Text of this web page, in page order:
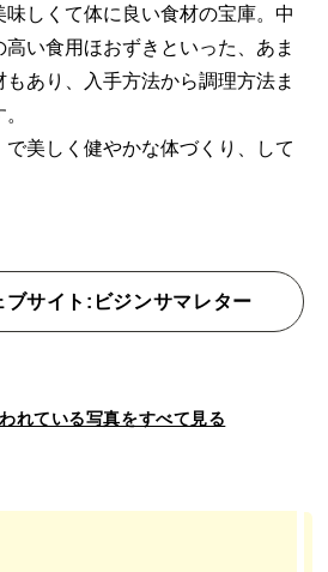
味しくて体に良い食材の宝庫。中
い食用ほおずきといった、 あま
あり、
入手方法から調理方法ま
で美しく健やかな体づくり、
して
ブサイト:ビジンサマレター
れている写真をすべて見る